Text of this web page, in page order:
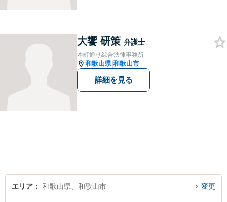
く対応可能。【地域に根ざし
た弁護士】法律トラブルでお
悩みの方は、お気軽にご相談
ください。
大饗 研策 弁護士
本町通り綜合法律事務所
和歌山県|和歌山市
詳細を見る
エリア 和歌山県、和歌山市 変更